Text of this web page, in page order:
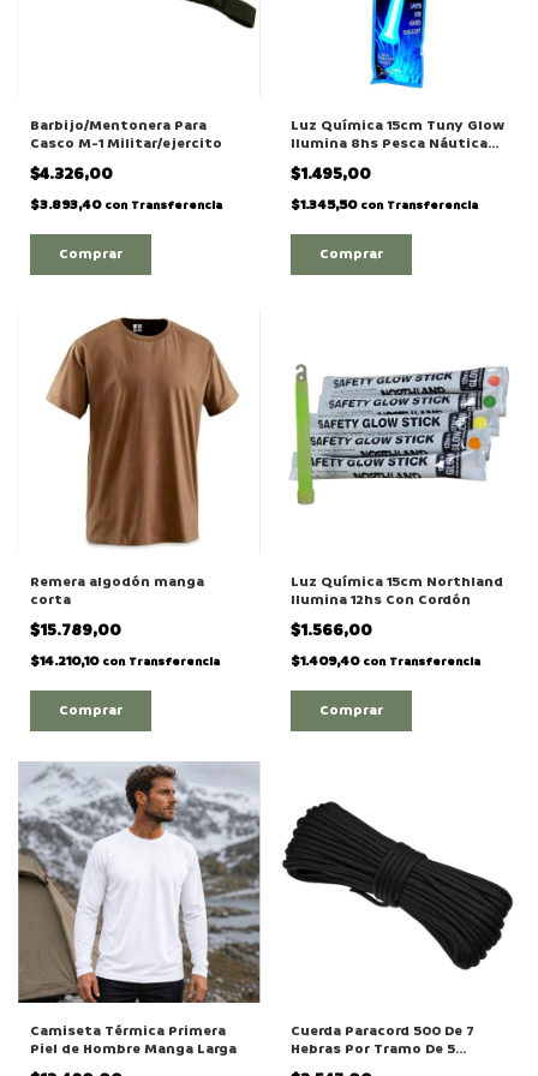
Barbijo/Mentonera Para
Casco M-1 Militar/ejercito
$4.326,00
$3.893,40 con Transferencia
Luz Química 15cm Tuny Glow
Ilumina 8hs Pesca Náutica
Camping
$1.495,00
$1.345,50 con Transferencia
Comprar
Remera algodón manga
corta
$15.789,00
$14.210,10 con Transferencia
Comprar
Luz Química 15cm Northland
Ilumina 12hs Con Cordón
$1.566,00
$1.409,40 con Transferencia
Comprar
Camiseta Térmica Primera
Piel de Hombre Manga Larga
Cuerda Paracord 500 De 7
Hebras Por Tramo De 5
Metros